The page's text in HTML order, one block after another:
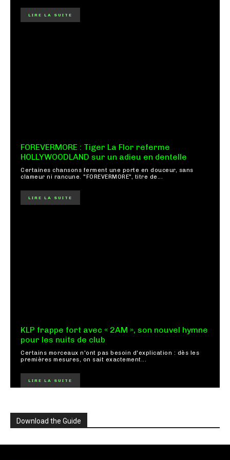
LIRE LA SUITE
FOREVERMORE : Tiger La Flor referme
HOLLYWOODLAND sur un adieu en dentelle
Certaines chansons ferment une porte en douceur, sans
clameur ni rancune. "FOREVERMORE", titre de...
LIRE LA SUITE
KLP frappe fort avec « 2AM », son nouvel hymne
pour les nuits de club
Certains morceaux n'ont pas besoin d'explication : dès les
premières mesures, on sait exactement...
LIRE LA SUITE
Download the Guide